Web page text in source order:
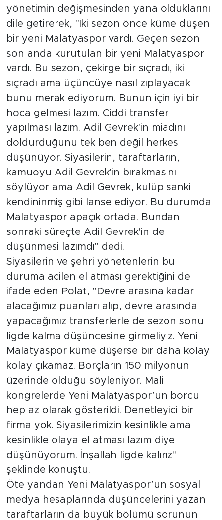
yönetimin değişmesinden yana olduklarını
dile getirerek, "İki sezon önce küme düşen
bir yeni Malatyaspor vardı. Geçen sezon
son anda kurutulan bir yeni Malatyaspor
vardı. Bu sezon, çekirge bir sıçradı, iki
sıçradı ama üçüncüye nasıl zıplayacak
bunu merak ediyorum. Bunun için iyi bir
hoca gelmesi lazım. Ciddi transfer
yapılması lazım. Adil Gevrek'in miadını
doldurduğunu tek ben değil herkes
düşünüyor. Siyasilerin, taraftarların,
kamuoyu Adil Gevrek'in bırakmasını
söylüyor ama Adil Gevrek, kulüp sanki
kendininmiş gibi lanse ediyor. Bu durumda
Malatyaspor apaçık ortada. Bundan
sonraki süreçte Adil Gevrek'in de
düşünmesi lazımdı" dedi.
Siyasilerin ve şehri yönetenlerin bu
duruma acilen el atması gerektiğini de
ifade eden Polat, "Devre arasına kadar
alacağımız puanları alıp, devre arasında
yapacağımız transferlerle de sezon sonu
ligde kalma düşüncesine girmeliyiz. Yeni
Malatyaspor küme düşerse bir daha kolay
kolay çıkamaz. Borçların 150 milyonun
üzerinde olduğu söyleniyor. Mali
kongrelerde Yeni Malatyaspor’un borcu
hep az olarak gösterildi. Denetleyici bir
firma yok. Siyasilerimizin kesinlikle ama
kesinlikle olaya el atması lazım diye
düşünüyorum. İnşallah ligde kalırız"
şeklinde konuştu.
Öte yandan Yeni Malatyaspor’un sosyal
medya hesaplarında düşüncelerini yazan
taraftarların da büyük bölümü sorunun